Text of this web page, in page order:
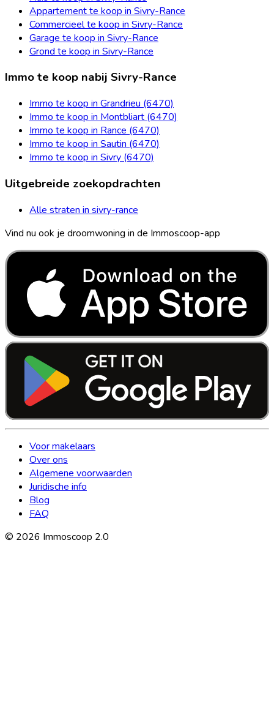
Appartement te koop in Sivry-Rance
Commercieel te koop in Sivry-Rance
Garage te koop in Sivry-Rance
Grond te koop in Sivry-Rance
Immo te koop nabij Sivry-Rance
Immo te koop in Grandrieu (6470)
Immo te koop in Montbliart (6470)
Immo te koop in Rance (6470)
Immo te koop in Sautin (6470)
Immo te koop in Sivry (6470)
Uitgebreide zoekopdrachten
Alle straten in sivry-rance
Vind nu ook je droomwoning in de Immoscoop-app
Voor makelaars
Over ons
Algemene voorwaarden
Juridische info
Blog
FAQ
© 2026 Immoscoop 2.0